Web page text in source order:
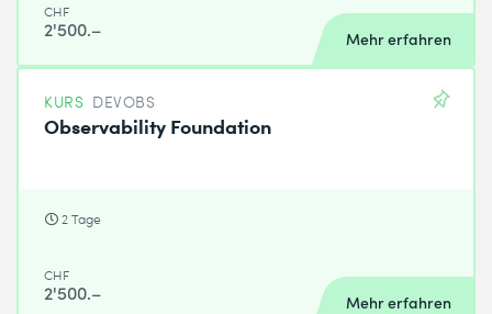
CHF
2'500.– Mehr erfahren
KURS DEVOBS
Observability Foundation
2 Tage
CHF
2'500.– Mehr erfahren